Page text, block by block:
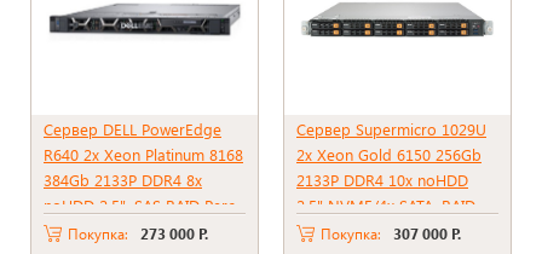
Сервер DELL PowerEdge
R640 2x Xeon Platinum 8168
384Gb 2133P DDR4 8x
noHDD 2.5", SAS RAID Perc
H330 mini, 2*PSU 750W
Покупка: 273 000 Р.
Сервер Supermicro 1029U
2x Xeon Gold 6150 256Gb
2133P DDR4 10x noHDD
2.5" NVME/4x SATA, RAID
C621, PSU 1000W
Покупка: 307 000 Р.